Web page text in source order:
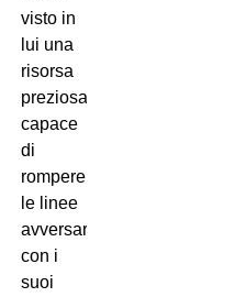
visto in
lui una
risorsa
preziosa,
capace
di
rompere
le linee
avversarie
con i
suoi